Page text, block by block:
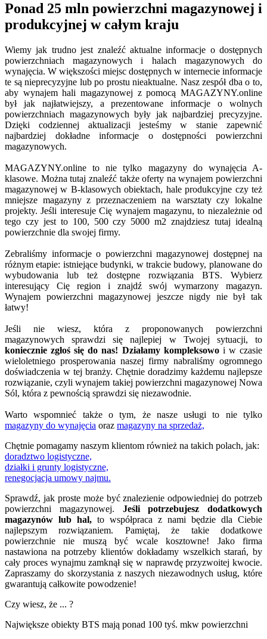
Ponad 25 mln powierzchni magazynowej i
produkcyjnej w całym kraju
Wiemy jak trudno jest znaleźć aktualne informacje o dostępnych
powierzchniach magazynowych i halach magazynowych do
wynajęcia. W większości miejsc dostępnych w internecie informacje
te są nieprecyzyjne lub po prostu nieaktualne. Nasz zespół dba o to,
aby wynajem hali magazynowej z pomocą MAGAZYNY.online
był jak najłatwiejszy, a prezentowane informacje o wolnych
powierzchniach magazynowych były jak najbardziej precyzyjne.
Dzięki codziennej aktualizacji jesteśmy w stanie zapewnić
najbardziej dokładne informacje o dostępności powierzchni
magazynowych.
MAGAZYNY.online to nie tylko magazyny do wynajęcia A-
klasowe. Można tutaj znaleźć także oferty na wynajem powierzchni
magazynowej w B-klasowych obiektach, hale produkcyjne czy też
mniejsze magazyny z przeznaczeniem na warsztaty czy lokalne
projekty. Jeśli interesuje Cię wynajem magazynu, to niezależnie od
tego czy jest to 100, 500 czy 5000 m2 znajdziesz tutaj idealną
powierzchnie dla swojej firmy.
Zebraliśmy informacje o powierzchni magazynowej dostępnej na
różnym etapie: istniejące budynki, w trakcie budowy, planowane do
wybudowania lub też dostępne rozwiązania BTS. Wybierz
interesujący Cię region i znajdź swój wymarzony magazyn.
Wynajem powierzchni magazynowej jeszcze nigdy nie był tak
łatwy!
Jeśli nie wiesz, która z proponowanych powierzchni
magazynowych sprawdzi się najlepiej w Twojej sytuacji, to
koniecznie zgłoś się do nas! Działamy kompleksowo i w czasie
wieloletniego prosperowania naszej firmy nabraliśmy ogromnego
doświadczenia w tej branży. Chętnie doradzimy każdemu najlepsze
rozwiązanie, czyli wynajem takiej powierzchni magazynowej Nowa
Sól, która z pewnością sprawdzi się niezawodnie.
Warto wspomnieć także o tym, że nasze usługi to nie tylko
magazyny do wynajęcia oraz magazyny na sprzedaż,
Chętnie pomagamy naszym klientom również na takich polach, jak:
doradztwo logistyczne,
działki i grunty logistyczne,
renegocjacja umowy najmu.
Sprawdź, jak proste może być znalezienie odpowiedniej do potrzeb
powierzchni magazynowej. Jeśli potrzebujesz dodatkowych
magazynów lub hal, to współpraca z nami będzie dla Ciebie
najlepszym rozwiązaniem. Pamiętaj, że takie dodatkowe
powierzchnie nie muszą być wcale kosztowne! Jako firma
nastawiona na potrzeby klientów dokładamy wszelkich starań, by
cały proces wynajmu zamknął się w naprawdę przyzwoitej kwocie.
Zapraszamy do skorzystania z naszych niezawodnych usług, które
gwarantują całkowite powodzenie!
Czy wiesz, że ... ?
Największe obiekty BTS mają ponad 100 tyś. mkw powierzchni